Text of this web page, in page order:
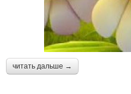
читать дальше →